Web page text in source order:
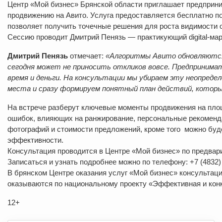
Центр «Мой бизнес» Брянской области приглашает
продвижению на Авито. Услуга предоставляется бесплатно
позволяет получить точечные решения для роста
Сессию проводит Дмитрий Пенязь — практикующий
Дмитрий Пенязь отмечает: «Алгоритмы Авито
сегодня может не приносить откликов вовсе.
время и деньги. На консультации мы убираем эту
места и сразу формируем понятный план действий,
На встрече разберут ключевые моменты продвижения на
ошибок, влияющих на ранжирование, персональные
фотографий и стоимости предложений, кроме того можно
эффективности.
Консультация проводится в Центре «Мой бизнес» по
Записаться и узнать подробнее можно по телефону: +7
В брянском Центре оказания услуг «Мой бизнес»
оказываются по национальному проекту «Эффективная и
12+